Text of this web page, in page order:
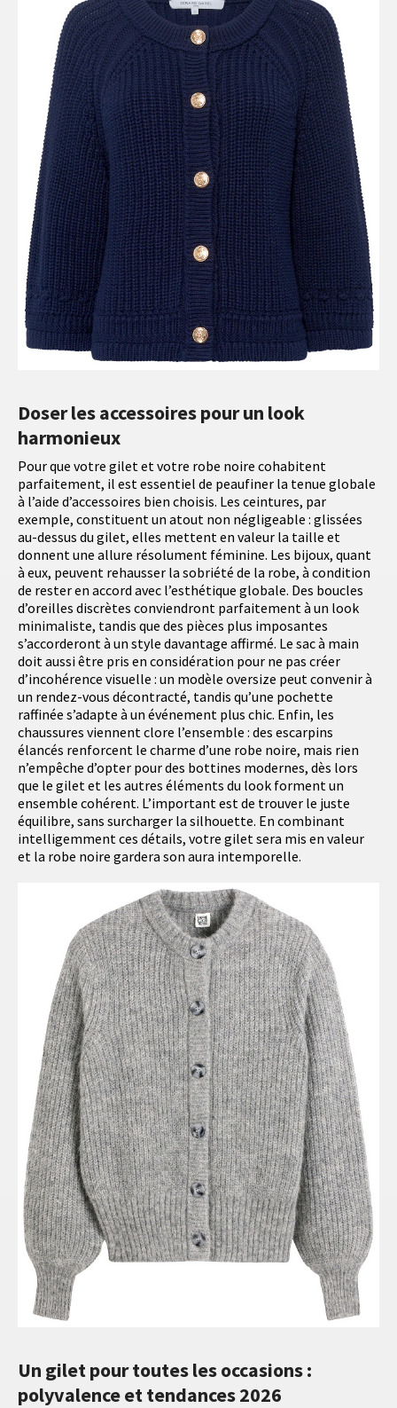
Doser les accessoires pour un look
harmonieux
Pour que votre gilet et votre robe noire cohabitent
parfaitement, il est essentiel de peaufiner la tenue globale
à l’aide d’accessoires bien choisis. Les ceintures, par
exemple, constituent un atout non négligeable : glissées
au-dessus du gilet, elles mettent en valeur la taille et
donnent une allure résolument féminine. Les bijoux, quant
à eux, peuvent rehausser la sobriété de la robe, à condition
de rester en accord avec l’esthétique globale. Des boucles
d’oreilles discrètes conviendront parfaitement à un look
minimaliste, tandis que des pièces plus imposantes
s’accorderont à un style davantage affirmé. Le sac à main
doit aussi être pris en considération pour ne pas créer
d’incohérence visuelle : un modèle oversize peut convenir à
un rendez-vous décontracté, tandis qu’une pochette
raffinée s’adapte à un événement plus chic. Enfin, les
chaussures viennent clore l’ensemble : des escarpins
élancés renforcent le charme d’une robe noire, mais rien
n’empêche d’opter pour des bottines modernes, dès lors
que le gilet et les autres éléments du look forment un
ensemble cohérent. L’important est de trouver le juste
équilibre, sans surcharger la silhouette. En combinant
intelligemment ces détails, votre gilet sera mis en valeur
et la robe noire gardera son aura intemporelle.
Un gilet pour toutes les occasions :
polyvalence et tendances 2026